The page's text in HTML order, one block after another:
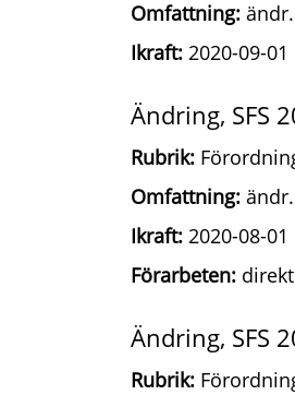
Omfattning:
Ikraft: 2020-09-01
Ändring, SFS
Rubrik:
Omfattning:
Ikraft: 2020-08-01
Förarbeten:
Ändring, SFS
Rubrik: